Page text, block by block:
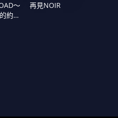
～
約定
再見NOIR